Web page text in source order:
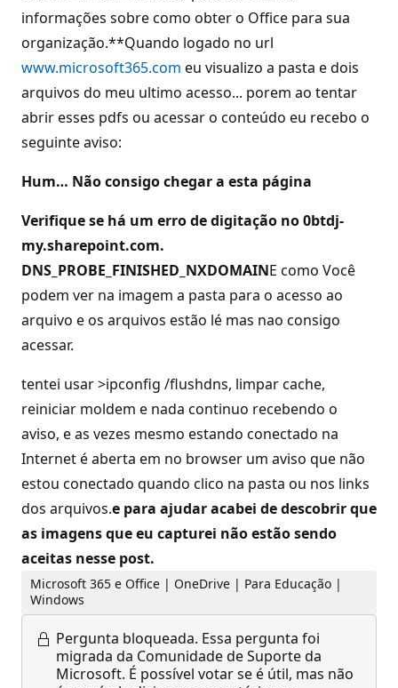
informações sobre como obter o Office para sua
organização.**Quando logado no url
www.microsoft365.com eu visualizo a pasta e dois
arquivos do meu ultimo acesso... porem ao tentar
abrir esses pdfs ou acessar o conteúdo eu recebo o
seguinte aviso:
Hum… Não consigo chegar a esta página
Verifique se há um erro de digitação no 0btdj-
my.sharepoint.com.
DNS_PROBE_FINISHED_NXDOMAINE como Você
podem ver na imagem a pasta para o acesso ao
arquivo e os arquivos estão lé mas nao consigo
acessar.
tentei usar >ipconfig /flushdns, limpar cache,
reiniciar moldem e nada continuo recebendo o
aviso, e as vezes mesmo estando conectado na
Internet é aberta em no browser um aviso que não
estou conectado quando clico na pasta ou nos links
dos arquivos.e para ajudar acabei de descobrir que
as imagens que eu capturei não estão sendo
aceitas nesse post.
Microsoft 365 e Office | OneDrive | Para Educação |
Windows
Pergunta bloqueada. Essa pergunta foi
migrada da Comunidade de Suporte da
Microsoft. É possível votar se é útil, mas não